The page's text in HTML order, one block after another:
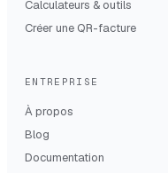
Calculateurs & outils
Créer une QR-facture
ENTREPRISE
À propos
Blog
Documentation